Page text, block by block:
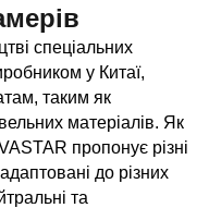
спеціальних
у Китаї,
таким як
матеріалів. Як
пропонує різні
до різних
та